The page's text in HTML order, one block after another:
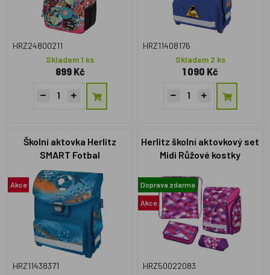
HRZ24800211
Skladem 1 ks
899 Kč
HRZ11408176
Skladem 2 ks
1 090 Kč
Školní aktovka Herlitz
SMART Fotbal
Akce
HRZ11438371
Herlitz školní aktovkový set
Midi Růžové kostky
Doprava zdarma
Akce
HRZ50022083